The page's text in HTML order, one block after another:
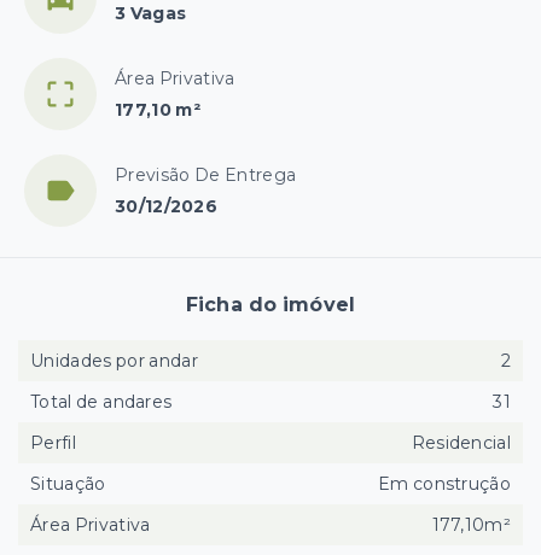
3 Vagas
Área Privativa
177,10 m²
Previsão De Entrega
30/12/2026
Ficha do imóvel
Unidades por andar
2
Total de andares
31
Perfil
Residencial
Situação
Em construção
Área Privativa
177,10m²